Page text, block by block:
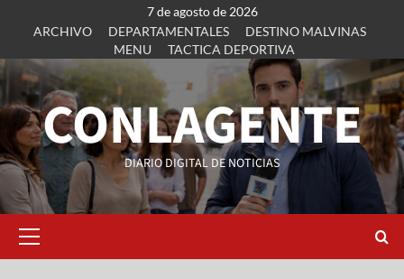
7 de agosto de 2026
ARCHIVO
DEPARTAMENTALES
DESTINO MALVINAS
MENU
TACTICA DEPORTIVA
CONLAGENTE
DIARIO DIGITAL DE NOTICIAS